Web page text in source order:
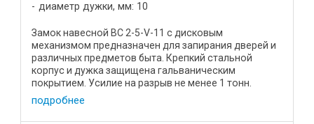
диаметр дужки, мм: 10
Замок навесной ВС 2-5-V-11 с дисковым
механизмом предназначен для запирания дверей и
различных предметов быта. Крепкий стальной
корпус и дужка защищена гальваническим
покрытием. Усилие на разрыв не менее 1 тонн.
Усилие на разрыв составляет не менее ...
подробнее